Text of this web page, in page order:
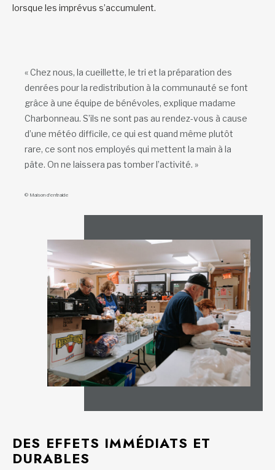
lorsque les imprévus s’accumulent.
« Chez nous, la cueillette, le tri et la préparation des
denrées pour la redistribution à la communauté se font
grâce à une équipe de bénévoles, explique madame
Charbonneau. S’ils ne sont pas au rendez-vous à cause
d’une météo difficile, ce qui est quand même plutôt
rare, ce sont nos employés qui mettent la main à la
pâte. On ne laissera pas tomber l’activité. »
© Maison d’entraide
DES EFFETS IMMÉDIATS ET
DURABLES